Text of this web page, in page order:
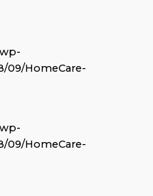
09/HomeCare-
09/HomeCare-